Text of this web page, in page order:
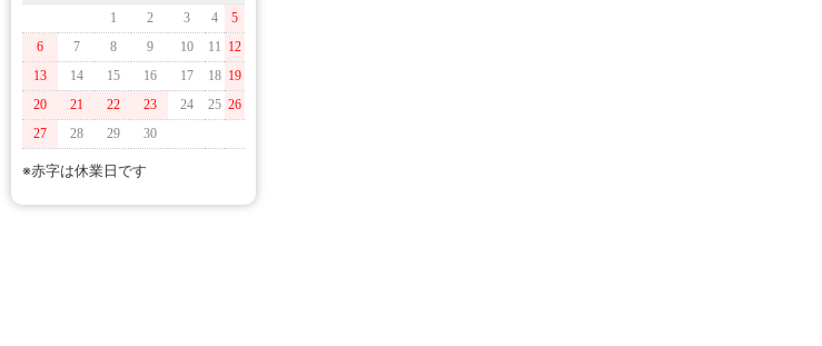
1
2 3 4
5
6
7 8 9 10 11 12
13
14 15 16 17 18 19
20
21 22 23 24 25 26
27
28 29 30
※赤字は休業日です